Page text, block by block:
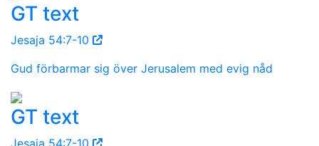
GT text
Jesaja 54:7-10
Gud förbarmar sig över Jerusalem med evig nåd
GT text
Jesaja 54:7-10